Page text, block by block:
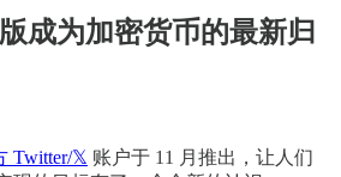
成为加密货币的最新归
Twitter/𝕏 账户于 11 月推出，让人们